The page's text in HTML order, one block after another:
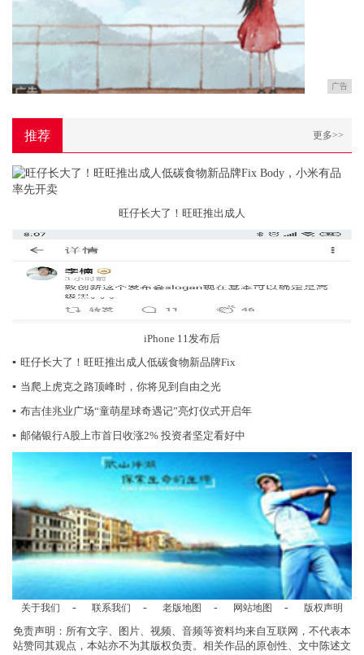
广告
推荐 更多>>
旺仔长大了！旺旺推出成人
iPhone 11发布后
▪ 旺仔长大了！旺旺推出成人低碳食物新品牌Fix
▪ 当爬上虎克之路顶峰时，你将见到自由之光
▪ 布吉佳兆业广场“童萌星球奇遇记”亮灯仪式开启年
▪ 邮储银行A股上市首日收涨2% 投资者坚定看好中
关于我们 - 联系我们 - 老版地图 - 网站地图 - 版权声明
免责声明：所有文字、图片、视频、音频等资料均来自互联网，不代表本
站赞同其观点，本站亦不为其版权负责。相关作品的原创性、文中陈述文